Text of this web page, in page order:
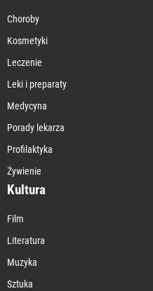
Choroby
Kosmetyki
Leczenie
Leki i preparaty
Medycyna
Porady lekarza
Profilaktyka
Żywienie
Kultura
Film
Literatura
Muzyka
Sztuka